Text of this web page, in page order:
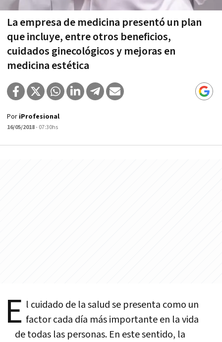
La empresa de medicina presentó un plan
que incluye, entre otros beneficios,
cuidados ginecológicos y mejoras en
medicina estética
Por iProfesional
16/05/2018- 07:30hs
E l cuidado de la salud se presenta como un
factor cada día más importante en la vida
de todas las personas. En este sentido, la